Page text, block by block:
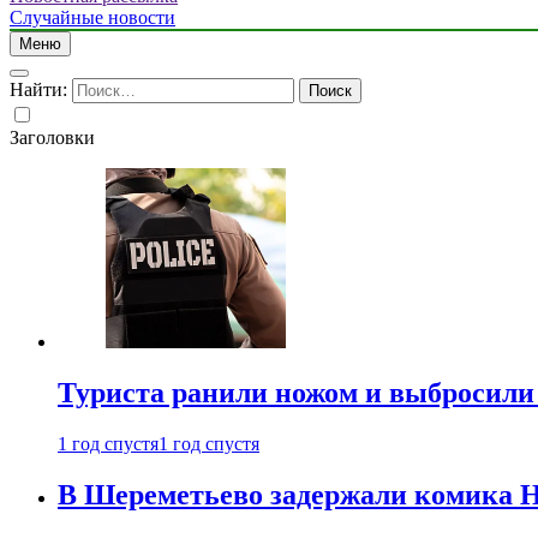
Случайные новости
Меню
Найти:
Заголовки
Туриста ранили ножом и
1 год спустя1 год спустя
В Шереметьево задержали комика